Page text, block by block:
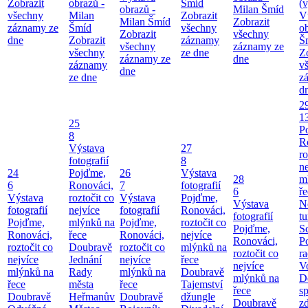
Zobrazit
všechny
záznamy ze
dne
obrazů -
Milan
Šmíd
Zobrazit
všechny
záznamy
ze dne
obrazů -
Milan Šmíd
Zobrazit
všechny
záznamy ze
dne
Šmíd
Zobrazit
všechny
záznamy
ze dne
Milan Šmíd
Zobrazit
všechny
záznamy ze
dne
24
6
Výstava
fotografií
Pojďme,
Ronováci,
roztočit co
nejvíce
mlýnků na
řece
Doubravě
25
8
Výstava
fotografií
Pojďme,
Ronováci,
roztočit co
nejvíce
mlýnků na
řece
Doubravě
Jednání
Rady
města
Heřmanův
26
7
Výstava
fotografií
Pojďme,
Ronováci,
roztočit co
nejvíce
mlýnků na
řece
Doubravě
27
8
Výstava
fotografií
Pojďme,
Ronováci,
roztočit co
nejvíce
mlýnků na
řece
Doubravě
Tajemství
džungle
28
6
Výstava
fotografií
Pojďme,
Ronováci,
roztočit co
nejvíce
mlýnků na
řece
Doubravě